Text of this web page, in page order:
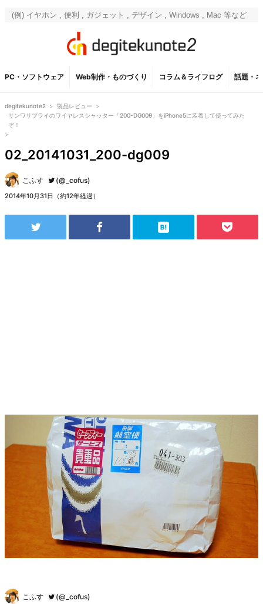
PC・ソフトウェア Web制作・ものづくり コラム＆ライフログ 話題・
degitekunote2 > 製品レビュー
>
サンワサプライのワイヤレスシャッター「200-DG009」をiPhone5に装着して使ってみた
ぞ！
>
02_20141031_200-dg009
こふす (@_cofus)
2014年10月31日（約12年経過）
こふす (@_cofus)